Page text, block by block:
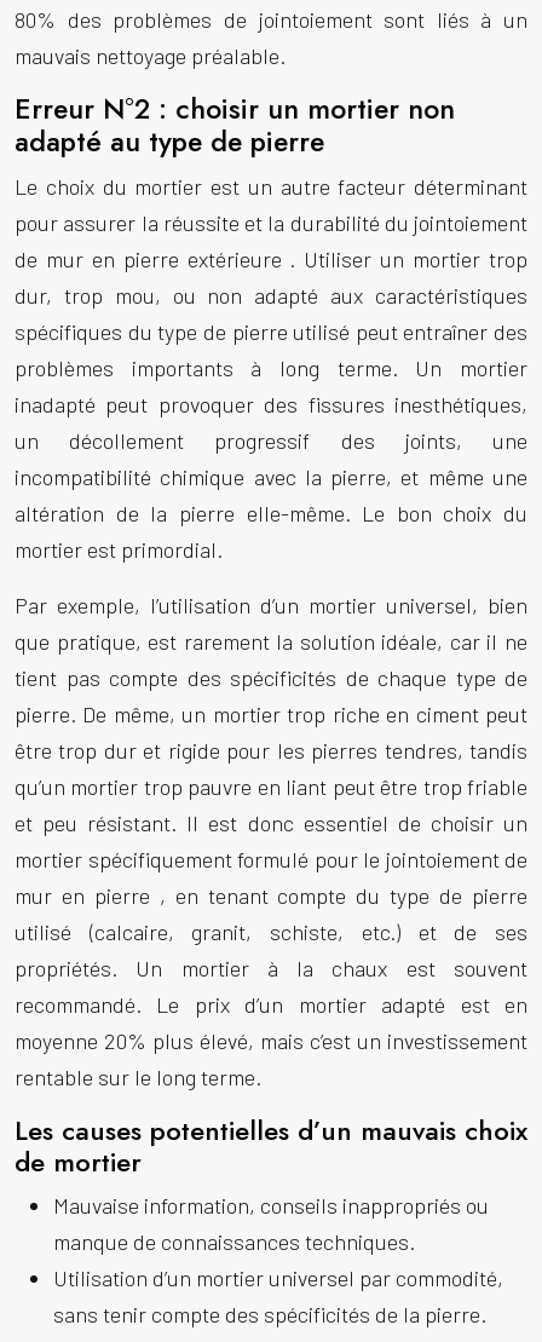
80% des problèmes de jointoiement sont liés à un
mauvais nettoyage préalable.
Erreur N°2 : choisir un mortier non
adapté au type de pierre
Le choix du mortier est un autre facteur déterminant
pour assurer la réussite et la durabilité du jointoiement
de mur en pierre extérieure . Utiliser un mortier trop
dur, trop mou, ou non adapté aux caractéristiques
spécifiques du type de pierre utilisé peut entraîner des
problèmes importants à long terme. Un mortier
inadapté peut provoquer des fissures inesthétiques,
un décollement progressif des joints, une
incompatibilité chimique avec la pierre, et même une
altération de la pierre elle-même. Le bon choix du
mortier est primordial.
Par exemple, l’utilisation d’un mortier universel, bien
que pratique, est rarement la solution idéale, car il ne
tient pas compte des spécificités de chaque type de
pierre. De même, un mortier trop riche en ciment peut
être trop dur et rigide pour les pierres tendres, tandis
qu’un mortier trop pauvre en liant peut être trop friable
et peu résistant. Il est donc essentiel de choisir un
mortier spécifiquement formulé pour le jointoiement de
mur en pierre , en tenant compte du type de pierre
utilisé (calcaire, granit, schiste, etc.) et de ses
propriétés. Un mortier à la chaux est souvent
recommandé. Le prix d’un mortier adapté est en
moyenne 20% plus élevé, mais c’est un investissement
rentable sur le long terme.
Les causes potentielles d’un mauvais choix
de mortier
Mauvaise information, conseils inappropriés ou
manque de connaissances techniques.
Utilisation d’un mortier universel par commodité,
sans tenir compte des spécificités de la pierre.